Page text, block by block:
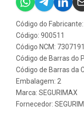
Código do
Código: 900511
Código NCM:
Código de Barras do
Código de Barras da
Embalagem: 2
Marca: SEGURIMAX
Fornecedor: